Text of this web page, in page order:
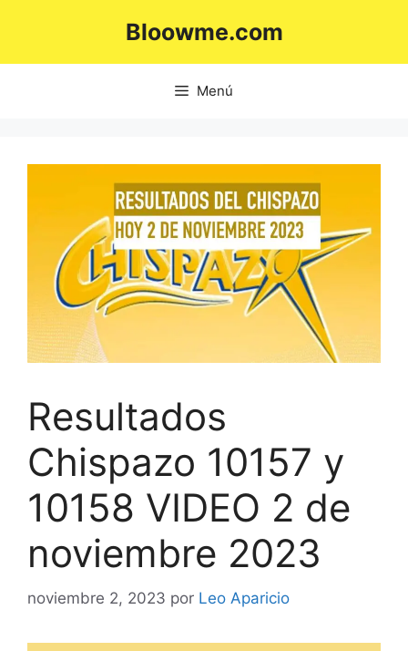
Bloowme.com
Menú
Resultados
Chispazo 10157 y
10158 VIDEO 2 de
noviembre 2023
noviembre 2, 2023 por Leo Aparicio